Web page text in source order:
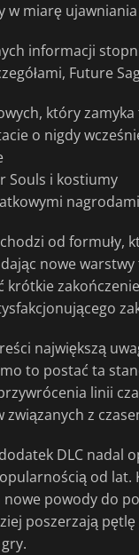
w miarę
informacji
Future
który zamyka
o nigdy
Souls i kostiumy
nagrodami
od
nowe
największą
to postać ta
linii
z
DLC nadal
od lat.
nowe powody do
poszerzają